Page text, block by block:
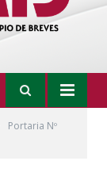
Portaria Nº